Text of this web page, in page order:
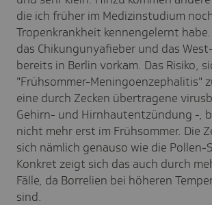
die ich früher im Medizinstudium
Tropenkrankheit kennengelernt
das Chikungunyafieber und das
bereits in Berlin vorkam. Das Risiko,
"Frühsommer-Meningoenzephalitis"
eine durch Zecken übertragene
Gehirn- und Hirnhautentzündung -,
nicht mehr erst im Frühsommer. Die
sich nämlich genauso wie die Pollen-
Konkret zeigt sich das auch durch
Fälle, da Borrelien bei höheren
sind.